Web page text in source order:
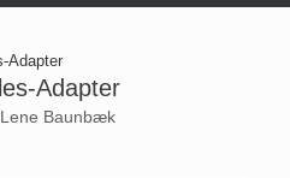
Adapter
Adapter
Lene Baunbæk